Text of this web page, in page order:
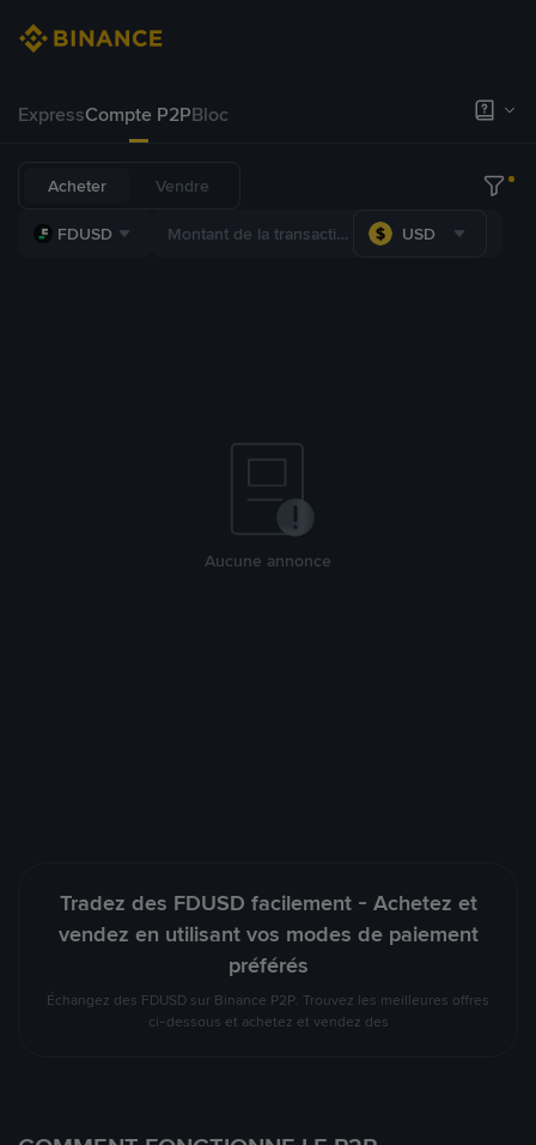
ExpressCompte P2PBloc
Acheter Vendre
FDUSD USD
Aucune annonce
Tradez des FDUSD facilement - Achetez et
vendez en utilisant vos modes de paiement
préférés
Échangez des FDUSD sur Binance P2P. Trouvez les meilleures offres
ci-dessous et achetez et vendez des